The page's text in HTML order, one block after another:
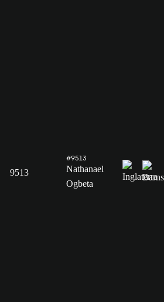
9513
#9513
Nathanael
Ogbeta